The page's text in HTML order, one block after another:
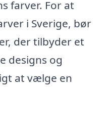
farver. For at
i Sverige, bør
der tilbyder et
designs og
at vælge en